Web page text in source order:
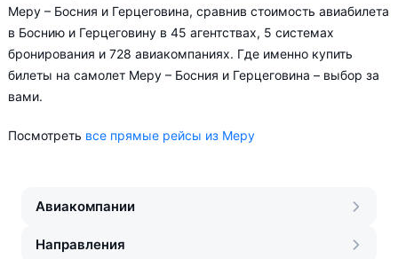
Меру – Босния и Герцеговина, сравнив стоимость авиабилета
в Боснию и Герцеговину в 45 агентствах, 5 системах
бронирования и 728 авиакомпаниях. Где именно купить
билеты на самолет Меру – Босния и Герцеговина – выбор за
вами.
Посмотреть все прямые рейсы из Меру
Авиакомпании
Направления